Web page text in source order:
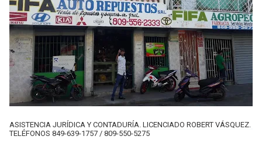
ASISTENCIA JURÍDICA Y CONTADURÍA. LICENCIADO ROBERT VÁSQUEZ.
TELÉFONOS 849-639-1757 / 809-550-5275